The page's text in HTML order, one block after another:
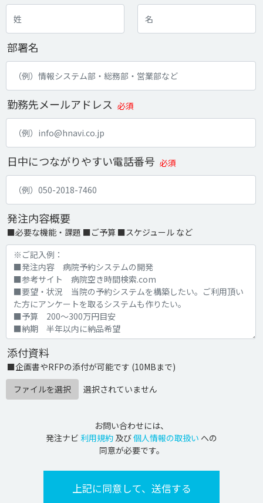
部署名
勤務先メールアドレス 必須
日中につながりやすい電話番号 必須
発注内容概要
■必要な機能・課題 ■ご予算 ■スケジュール など
添付資料
■企画書やRFPの添付が可能です (10MBまで)
ファイルを選択
選択されていません
お問い合わせには、
発注ナビ 利用規約 及び個人情報の取扱い への
同意が必要です。